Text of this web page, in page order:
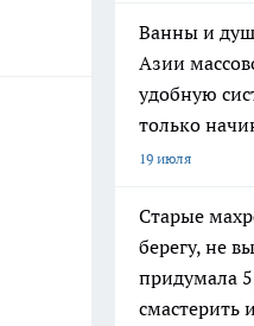
Ванны и
Азии
удобную
только
19 июля
Старые
берегу, не
придумала
смастерить